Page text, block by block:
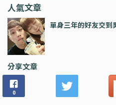
人氣文章
單身三年的好友交到
分享文章
0